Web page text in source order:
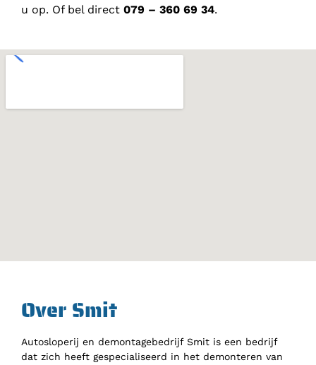
u op. Of bel direct 079 – 360 69 34.
Over Smit
Autosloperij en demontagebedrijf Smit is een bedrijf
dat zich heeft gespecialiseerd in het demonteren van